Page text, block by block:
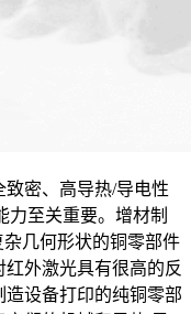
密、高导热/导电性
力至关重要。增材制
几何形状的铜零部件
外激光具有很高的反
设备打印的纯铜零部